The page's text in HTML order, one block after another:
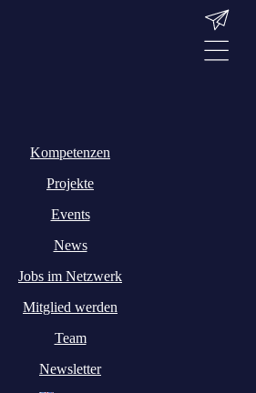
Kompetenzen
Projekte
Events
News
Jobs im Netzwerk
Mitglied werden
Team
Newsletter